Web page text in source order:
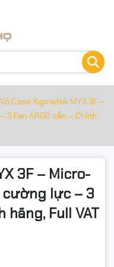
Vỏ Case Xigmatek MYX 3F –
3 Fan ARGB sẵn – Chính
3F – Micro-
cường lực – 3
hãng, Full VAT
ITX – 2 mặt kính
hãng, Full VAT
3F có 2 mặt kính (trước
quạt ARGB 120mm mặt
tập và gaming tầm
kiện, nâng tầm thẩm